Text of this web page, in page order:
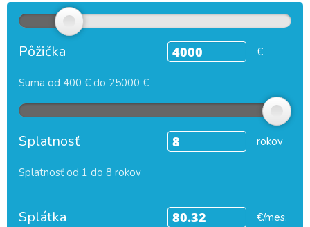
Pôžička €
Suma od 400 € do 25000 €
Splatnosť rokov
Splatnosť od 1 do 8 rokov
Splátka €/mes.